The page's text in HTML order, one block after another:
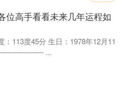
位高手看看未来几年运程如
113度45分 生日：1978年12月11
...